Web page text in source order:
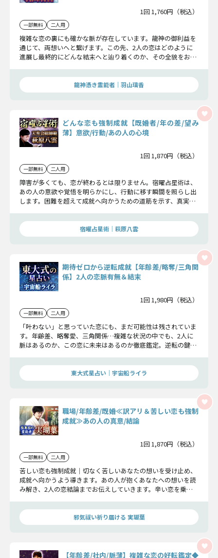
1回 1,760円（税込）
一部無料 二人用
複雑な恋の裏にも確かな脈が存在しています。龍神の御利益を
通じて、両想いへと繋げます。この先、2人の恋はどのように
進展し最終的にどんな結末へと辿り着くのか、その全貌をお伝
龍神憑き霊能者｜羽山璃香
どんな恋も強制成就【既婚者/年の差/望み
薄】意欲/行動/あの人の心境
1回 1,870円（税込）
一部無料 二人用
障害が多くても、恋が終わるとは限りません。宿曜占星術は、
あの人の意欲や覚悟を明らかにし、行動に移す瞬間を照らし出
します。困難を超えて成就へ向かうための道筋を示す、真実の
宿曜占星術│萩原八雲
期待ゼロから逆転成就【年齢差/略奪/三角関
係】2人の恋脈有無＆結末
1回 1,980円（税込）
一部無料 二人用
「叶わない」と思っていた恋にも、まだ可能性は残されていま
す。年齢差、略奪愛、三角関係…複雑な状況の中でも、2人に
脈はあるのか、この恋に未来はあるのか徹底鑑定。逆転の鍵と
東大式星占い｜宇宙船ライラ
職場/年齢差/既婚≪訳アリ＆苦しい恋も強制
成就≫あの人の真意/結論
1回 1,870円（税込）
一部無料 二人用
苦しい恋も強制成就｜切なく苦しいあなたの想いを受け止め、
成就へ向かうよう導きます。あの人が抱くあなたへの想いを読
み解き、2人の恋結論までお伝えしていきます。辛い恋を乗り
邪気祓い祈り届ける 実瑚葉
【年齢差/社内/脈薄】複雑な恋の好転鑑定◆